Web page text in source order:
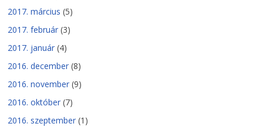
2017. március (5)
2017. február (3)
2017. január (4)
2016. december (8)
2016. november (9)
2016. október (7)
2016. szeptember (1)